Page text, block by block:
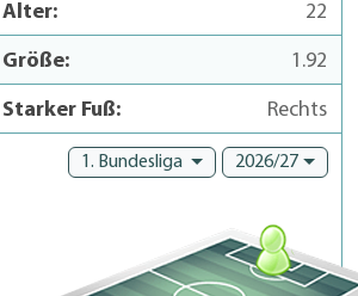
Alter: 22
Größe: 1.92
Starker Fuß:
Rechts
1. Bundesliga 2026/27